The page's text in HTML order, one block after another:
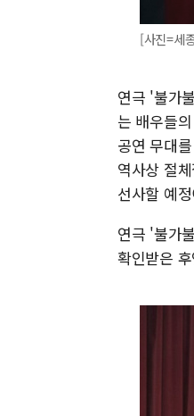
[사진=세
연극 '불가
는 배우들
공연 무대
역사상 절
선사할 예
연극 '불가
확인받은